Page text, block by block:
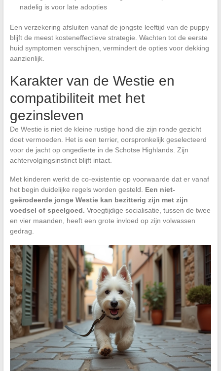
nadelig is voor late adopties
Een verzekering afsluiten vanaf de jongste leeftijd van de puppy
blijft de meest kosteneffectieve strategie. Wachten tot de eerste
huid symptomen verschijnen, vermindert de opties voor dekking
aanzienlijk.
Karakter van de Westie en
compatibiliteit met het
gezinsleven
De Westie is niet de kleine rustige hond die zijn ronde gezicht
doet vermoeden. Het is een terrier, oorspronkelijk geselecteerd
voor de jacht op ongedierte in de Schotse Highlands. Zijn
achtervolgingsinstinct blijft intact.
Met kinderen werkt de co-existentie op voorwaarde dat er vanaf
het begin duidelijke regels worden gesteld. Een niet-
geërodeerde jonge Westie kan bezitterig zijn met zijn
voedsel of speelgoed. Vroegtijdige socialisatie, tussen de twee
en vier maanden, heeft een grote invloed op zijn volwassen
gedrag.